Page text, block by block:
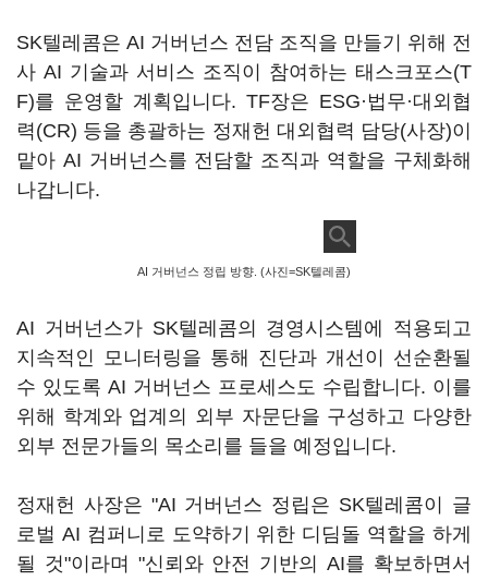
SK텔레콤은 AI 거버넌스 전담 조직을 만들기 위해 전
사 AI 기술과 서비스 조직이 참여하는 태스크포스(T
F)를 운영할 계획입니다. TF장은 ESG·법무·대외협
력(CR) 등을 총괄하는 정재헌 대외협력 담당(사장)이
맡아 AI 거버넌스를 전담할 조직과 역할을 구체화해
나갑니다.
AI 거버넌스 정립 방향. (사진=SK텔레콤)
AI 거버넌스가 SK텔레콤의 경영시스템에 적용되고
지속적인 모니터링을 통해 진단과 개선이 선순환될
수 있도록 AI 거버넌스 프로세스도 수립합니다. 이를
위해 학계와 업계의 외부 자문단을 구성하고 다양한
외부 전문가들의 목소리를 들을 예정입니다.
정재헌 사장은 "AI 거버넌스 정립은 SK텔레콤이 글
로벌 AI 컴퍼니로 도약하기 위한 디딤돌 역할을 하게
될 것"이라며 "신뢰와 안전 기반의 AI를 확보하면서